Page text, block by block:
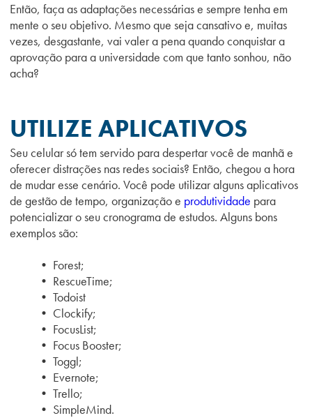
Então, faça as adaptações necessárias e sempre tenha em
mente o seu objetivo. Mesmo que seja cansativo e, muitas
vezes, desgastante, vai valer a pena quando conquistar a
aprovação para a universidade com que tanto sonhou, não
acha?
UTILIZE APLICATIVOS
Seu celular só tem servido para despertar você de manhã e
oferecer distrações nas redes sociais? Então, chegou a hora
de mudar esse cenário. Você pode utilizar alguns aplicativos
de gestão de tempo, organização e produtividade para
potencializar o seu cronograma de estudos. Alguns bons
exemplos são:
• Forest;
• RescueTime;
• Todoist
• Clockify;
• FocusList;
• Focus Booster;
• Toggl;
• Evernote;
• Trello;
• SimpleMind.